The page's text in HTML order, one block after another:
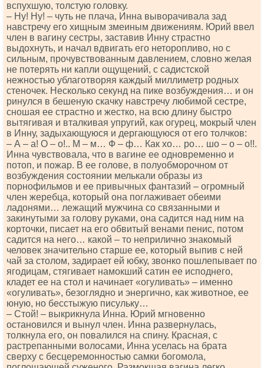
вспухшую, толстую головку.
– Ну! Ну! – чуть не плача, Инна выворачивала зад
навстречу его хищным змеиным движениям. Юрий ввел
член в вагину сестры, заставив Инну страстно
выдохнуть, и начал вдвигать его неторопливо, но с
сильным, прочувствованным давлением, словно желая
не потерять ни капли ощущений, с садистской
нежностью ублаготворяя каждый миллиметр родных
стеночек. Несколько секунд на пике возбуждения… и он
ринулся в бешеную скачку навстречу любимой сестре,
сношая ее страстно и жестко, на всю длину быстро
вытягивая и вталкивая упругий, как огурец, мокрый член
в Инну, задыхающуюся и дергающуюся от его толчков:
– А – а! О – о!.. М – м… Ф – ф… Как хо… ро… шо – о – о!!.
Инна чувствовала, что в вагине ее одновременно и
потоп, и пожар. В ее голове, в полуобморочном от
возбуждения состоянии мелькали образы из
порнофильмов и ее привычных фантазий – огромный
член жеребца, который она поглаживает обеими
ладонями… лежащий мужчина со связанными и
закинутыми за голову руками, она садится над ним на
корточки, писает на его обвитый венами пенис, потом
садится на него… какой – то неприлично знакомый
человек значительно старше ее, который выпив с ней
чай за столом, задирает ей юбку, звонко пошлепывает по
ягодицам, стягивает намокший сатин ее исподнего,
кладет ее на стол и начинает «огуливать» – именно
«огуливать», безоглядно и энергично, как животное, ее
юную, но бесстыжую писульку…
– Стой! – выкрикнула Инна. Юрий мгновенно
остановился и вынул член. Инна развернулась,
толкнула его, он повалился на спину. Красная, с
растрепанными волосами, Инна уселась на брата
сверху с бесцеремонностью самки богомола,